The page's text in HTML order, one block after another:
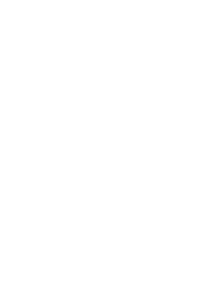
2 - АГРОШИНА ☎️ 0507773380